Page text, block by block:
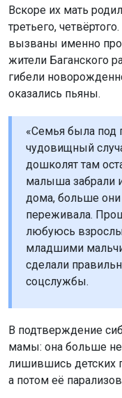
Вскоре их мать
третьего,
вызваны именно
жители Баганского
гибели
оказались пьяны.
«Семья была под
чудовищный
дошколят там
малыша забрали
дома, больше они
переживала.
любуюсь
младшими
сделали
соцслужбы.
В подтверждение
мамы: она больше не
лишившись детских
а потом её